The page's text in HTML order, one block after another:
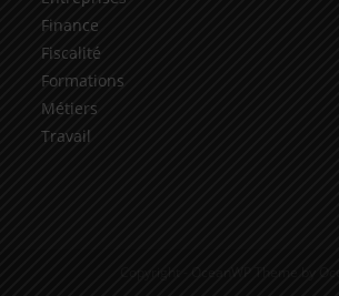
Finance
Fiscalité
Formations
Métiers
Travail